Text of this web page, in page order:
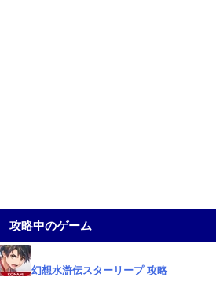
攻略中のゲーム
幻想水滸伝スターリープ 攻略